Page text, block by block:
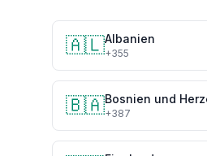
🇦🇱Albanien
+355
🇧🇦+387